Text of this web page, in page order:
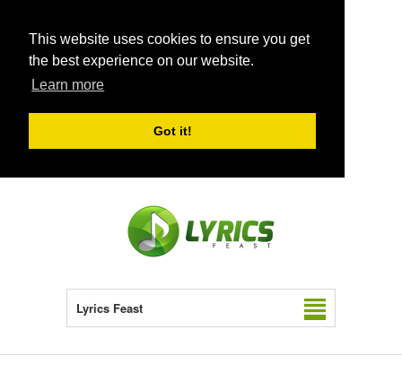
This website uses cookies to ensure you get
the best experience on our website.
Learn more
Got it!
Lyrics Feast